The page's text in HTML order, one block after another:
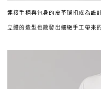
連接手柄與包身的皮革環扣成為設
立體的造型也散發出細緻手工帶來